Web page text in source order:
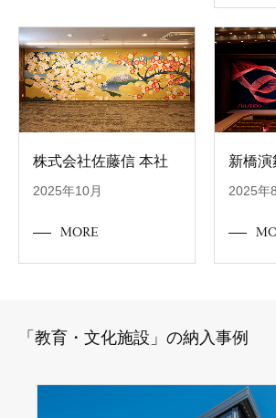
株式会社佐藤信 本社
2025年10月
MORE
新橋演
2025年
「教育・文化施設」の納入事例